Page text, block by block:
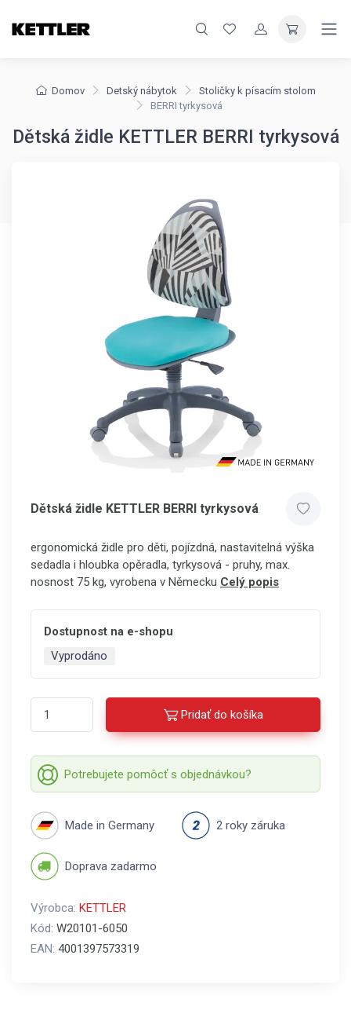
Domov Detský nábytok
Stoličky k písacím stolom
BERRI tyrkysová
Dětská židle KETTLER BERRI tyrkysová
Dětská židle KETTLER BERRI tyrkysová
ergonomická židle pro děti, pojízdná, nastavitelná výška
sedadla i hloubka opěradla, tyrkysová - pruhy, max.
nosnost 75 kg, vyrobena v Německu Celý popis
Dostupnost na e-shopu
Vyprodáno
Pridať do košíka
Potrebujete pomôcť s objednávkou?
Made in Germany 2 roky záruka
Doprava zadarmo
Výrobca: KETTLER
Kód: W20101-6050
EAN: 4001397573319